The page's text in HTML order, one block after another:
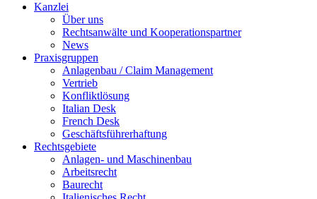
Kanzlei
Über uns
Rechtsanwälte und Kooperationspartner
News
Praxisgruppen
Anlagenbau / Claim Management
Vertrieb
Konfliktlösung
Italian Desk
French Desk
Geschäftsführerhaftung
Rechtsgebiete
Anlagen- und Maschinenbau
Arbeitsrecht
Baurecht